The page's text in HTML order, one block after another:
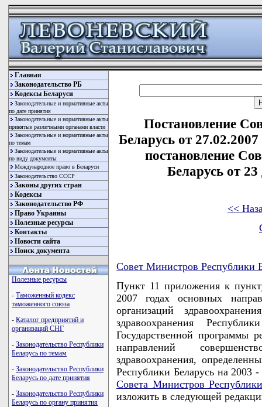
Главная
Законодательство РБ
Кодексы Беларуси
Законодательные и нормативные акты
по дате принятия
Законодательные и нормативные акты
принятые различными органами власти
Законодательные и нормативные акты
по темам
Законодательные и нормативные акты
по виду документы
Международное право в Беларуси
Законодательство СССР
Законы других стран
Кодексы
Законодательство РФ
Право Украины
Полезные ресурсы
Контакты
Новости сайта
Поиск документа
Полезные ресурсы
- Таможенный кодекс
таможенного союза
- Каталог предприятий и
организаций СНГ
- Законодательство Республики
Беларусь по темам
- Законодательство Республики
Беларусь по дате принятия
- Законодательство Республики
Беларусь по органу принятия
Постановление
Беларусь от
постановление
Беларусь от
<<
Совет Министров Республики
Пункт 11 приложения к
2007 годах основных
организаций
здравоохранения
Государственной программы
направлений
здравоохранения,
Республики Беларусь на 2003
Совета Министров
изложить в следующей